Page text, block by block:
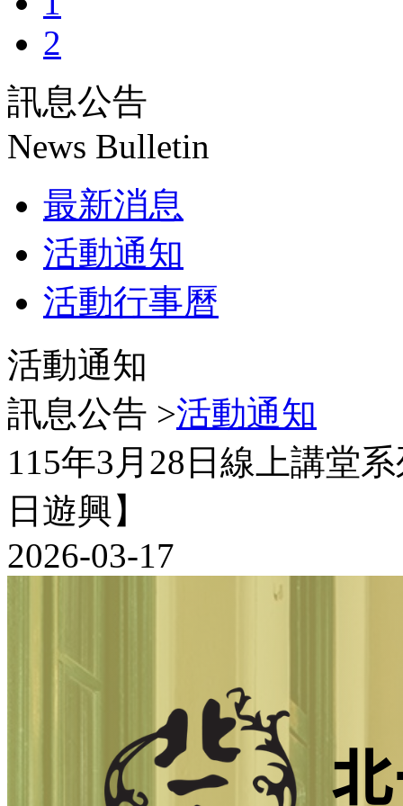
2
訊息公告
News Bulletin
最新消息
活動通知
活動行事曆
活動通知
訊息公告 >活動通知
115年3月28日線上講堂
日遊興】
2026-03-17